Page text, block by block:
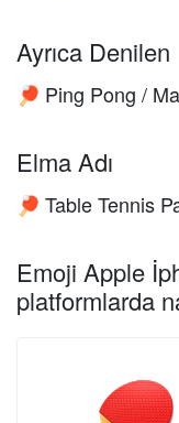
Ayrıca Denilen
🏓 Ping Pong /
Elma Adı
🏓 Table Tennis
Emoji Apple
platformlarda